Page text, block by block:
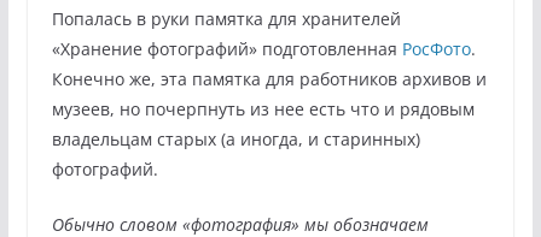
Попалась в руки памятка для хранителей
«Хранение фотографий» подготовленная РосФото.
Конечно же, эта памятка для работников архивов и
музеев, но почерпнуть из нее есть что и рядовым
владельцам старых (а иногда, и старинных)
фотографий.
Обычно словом «фотография» мы обозначаем